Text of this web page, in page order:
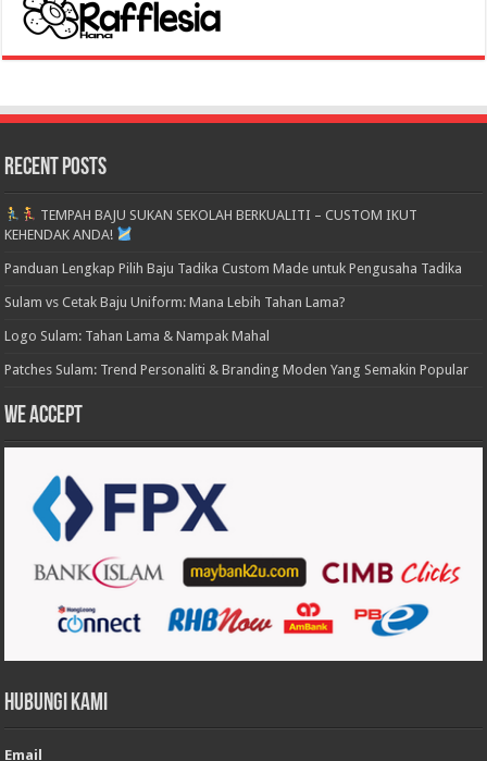
Recent Posts
TEMPAH BAJU SUKAN SEKOLAH BERKUALITI – CUSTOM IKUT
KEHENDAK ANDA!
Panduan Lengkap Pilih Baju Tadika Custom Made untuk Pengusaha Tadika
Sulam vs Cetak Baju Uniform: Mana Lebih Tahan Lama?
Logo Sulam: Tahan Lama & Nampak Mahal
Patches Sulam: Trend Personaliti & Branding Moden Yang Semakin Popular
We accept
Hubungi Kami
Email